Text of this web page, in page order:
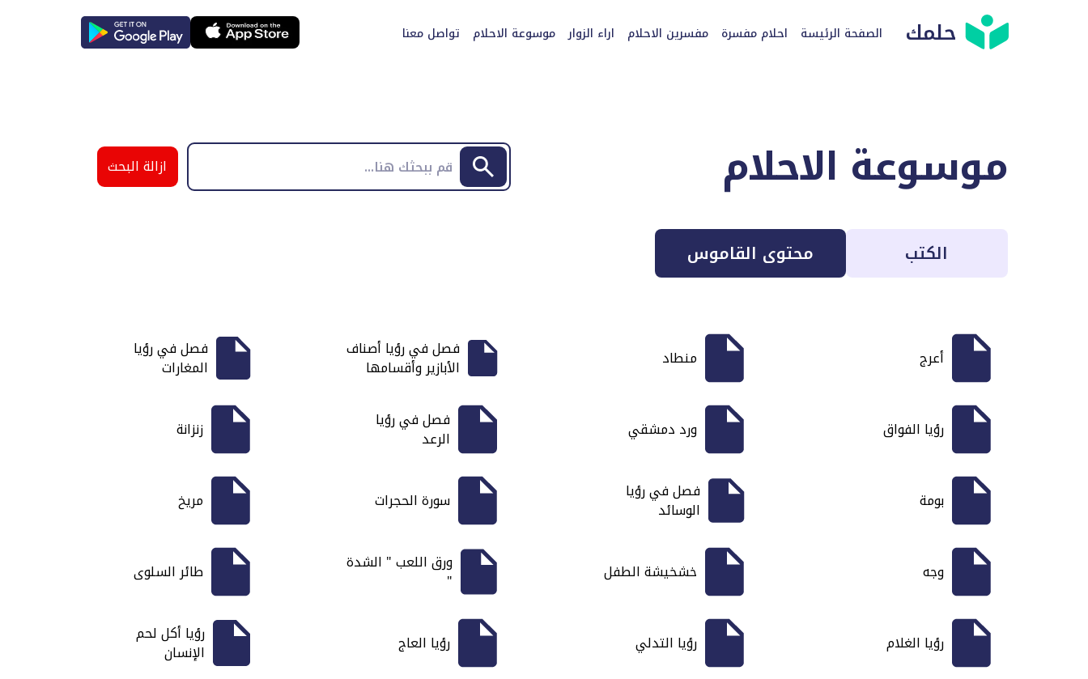
حلمك الصفحة الرئيسة احلام مفسرة مفسرين الاحلام اراء الزوار موسوعة الاحلام تواصل معنا
موسوعة الاحلام ازالة البحث
الكتب محتوى القاموس
أعرج منطاد فصل في رؤيا أصناف
الأبازير وأقسامها
فصل في رؤيا
المغارات
رؤيا الفواق ورد دمشقي فصل في رؤيا
الرعد زنزانة
بومة فصل في رؤيا
الوسائد سورة الحجرات مريخ
وجه خشخيشة الطفل ورق اللعب " الشدة
" طائر السلوى
رؤيا الغلام رؤيا التدلي رؤيا العاج رؤيا أكل لحم
الإنسان